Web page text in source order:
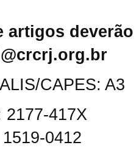
artigos
CAPES: A3
2177-417X
0412